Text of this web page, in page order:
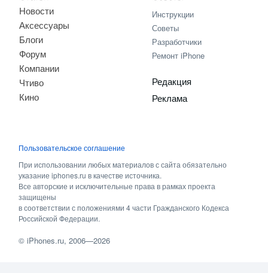
Новости
Аксессуары
Блоги
Форум
Компании
Чтиво
Кино
Инструкции
Советы
Разработчики
Ремонт iPhone
Редакция
Реклама
Пользовательское соглашение
При использовании любых материалов с сайта обязательно
указание iphones.ru в качестве источника.
Все авторские и исключительные права в рамках проекта
защищены
в соответствии с положениями 4 части Гражданского Кодекса
Российской Федерации.
©iPhones.ru, 2006—2026